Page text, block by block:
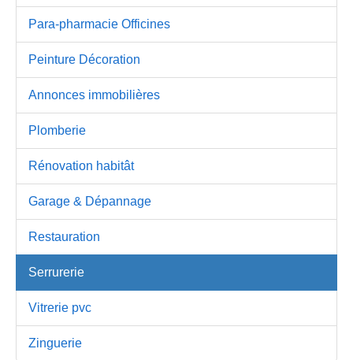
Para-pharmacie Officines
Peinture Décoration
Annonces immobilières
Plomberie
Rénovation habitât
Garage & Dépannage
Restauration
Serrurerie
Vitrerie pvc
Zinguerie